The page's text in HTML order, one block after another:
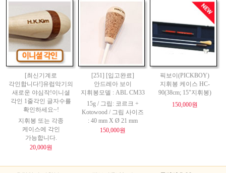
[최신기계로
각인합니다!]유럽악기의
새로운 야심작!이니셜
각인 1줄각인 글자수를
확인하세요~!
지휘봉 또는 각종
케이스에 각인
가능합니다.
20,000원
[251] [입고완료]
안드레아 보이
지휘봉모델 : ABL CM33
15g / 그립: 코르크 +
Kotowood / 그립 사이즈
: 40 mm X Ø 21 mm
150,000원
픽보이(PICKBOY)
지휘봉 케이스 HC-
90(38cm; 15"지휘봉)
150,000원